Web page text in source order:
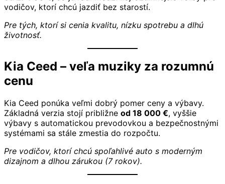
vodičov, ktorí chcú jazdiť bez starostí.
Pre tých, ktorí si cenia kvalitu, nízku spotrebu a dlhú
životnosť.
Kia Ceed – veľa muziky za rozumnú
cenu
Kia Ceed ponúka veľmi dobrý pomer ceny a výbavy.
Základná verzia stojí približne od 18 000 €, vyššie
výbavy s automatickou prevodovkou a bezpečnostnými
systémami sa stále zmestia do rozpočtu.
Pre vodičov, ktorí chcú spoľahlivé auto s moderným
dizajnom a dlhou zárukou (7 rokov).